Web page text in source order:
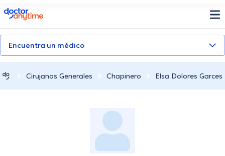
doctoranytime
Encuentra un médico
Cirujanos Generales Chapinero Elsa Dolores